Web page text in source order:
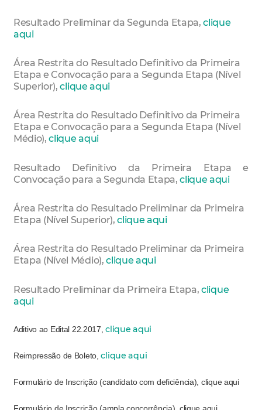
Resultado Preliminar da Segunda Etapa,clique
aqui
Área Restrita do Resultado Definitivo da Primeira
Etapa e Convocação para a Segunda Etapa (Nível
Superior),clique aqui
Área Restrita do Resultado Definitivo da Primeira
Etapa e Convocação para a Segunda Etapa (Nível
Médio),clique aqui
Resultado Definitivo da Primeira Etapa e
Convocação para a Segunda Etapa,clique aqui
Área Restrita do Resultado Preliminar da Primeira
Etapa (Nível Superior),clique aqui
Área Restrita do Resultado Preliminar da Primeira
Etapa (Nível Médio),clique aqui
Resultado Preliminar da Primeira Etapa,clique
aqui
Aditivo ao Edital 22.2017,clique aqui
Reimpressão de Boleto,clique aqui
Formulário de Inscrição (candidato com deficiência), clique aqui